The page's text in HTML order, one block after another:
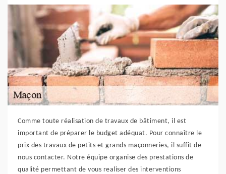
Comme toute réalisation de travaux de bâtiment, il est
important de préparer le budget adéquat. Pour connaître le
prix des travaux de petits et grands maçonneries, il suffit de
nous contacter. Notre équipe organise des prestations de
qualité permettant de vous realiser des interventions